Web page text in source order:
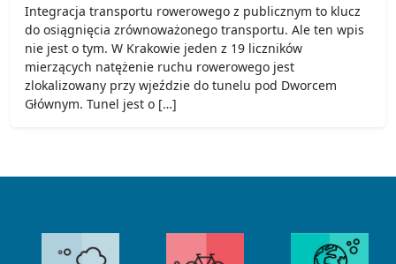
Integracja transportu rowerowego z publicznym to klucz
do osiągnięcia zrównoważonego transportu. Ale ten wpis
nie jest o tym. W Krakowie jeden z 19 liczników
mierzących natężenie ruchu rowerowego jest
zlokalizowany przy wjeździe do tunelu pod Dworcem
Głównym. Tunel jest o […]